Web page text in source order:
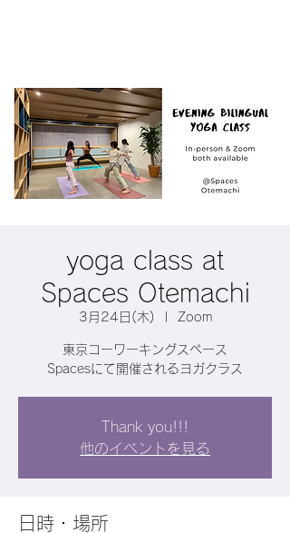
yoga class at
Spaces Otemachi
3月24日(木) Zoom
東京コーワーキングスペース
Spacesにて開催されるヨガクラス
Thank you!!!
他のイベントを見る
日時・場所